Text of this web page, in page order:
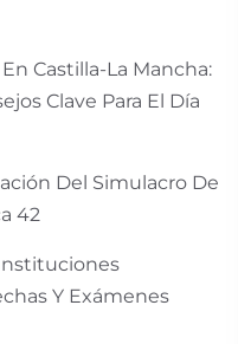
Castilla-La Mancha:
Clave Para El Día
Del Simulacro De
42
Y Exámenes